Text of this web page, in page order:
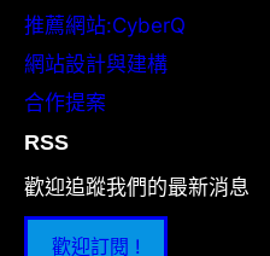
推薦網站:CyberQ
網站設計與建構
合作提案
RSS
歡迎追蹤我們的最新消息
歡迎訂閱 !